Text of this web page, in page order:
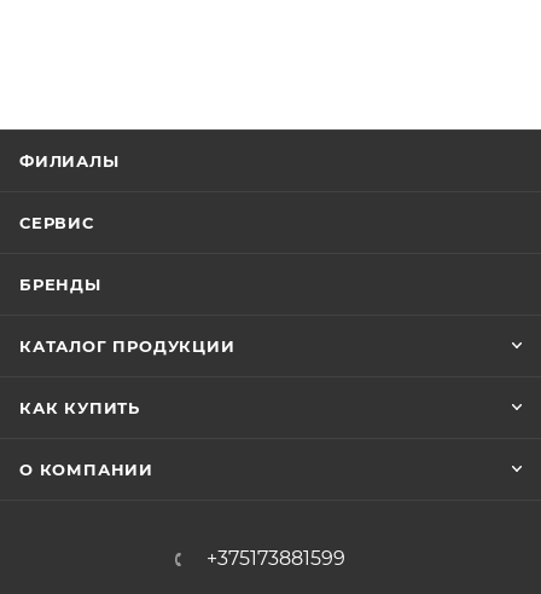
ФИЛИАЛЫ
СЕРВИС
БРЕНДЫ
КАТАЛОГ ПРОДУКЦИИ
КАК КУПИТЬ
О КОМПАНИИ
+375173881599